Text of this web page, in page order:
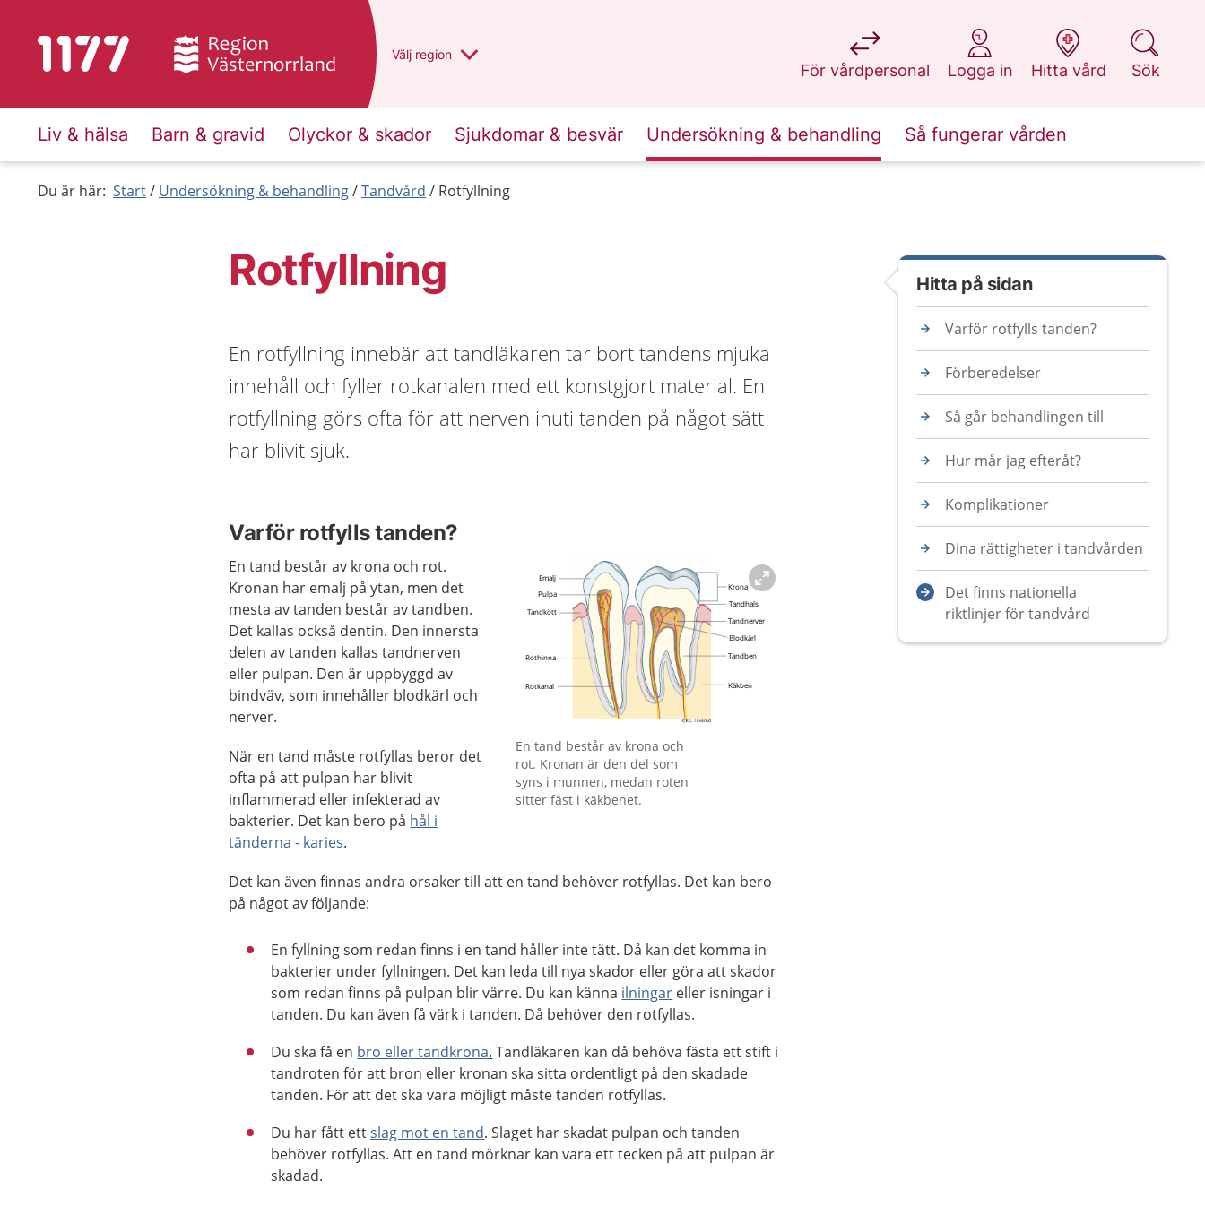
Till startsidan för 1177 Du har valt region
Välj en annan
region
För vårdpersonal
på 1177.se
Logga in
på 1177.se
Hitta vård
på 1177.se
Sök
på 1177.se
Liv & hälsa Barn & gravid Olyckor & skador Sjukdomar & besvär Undersökning & behandling Så fungerar vården
Du är här: Start Undersökning & behandling Tandvård Rotfyllning
Rotfyllning
En rotfyllning innebär att tandläkaren tar bort tandens mjuka
innehåll och fyller rotkanalen med ett konstgjort material. En
rotfyllning görs ofta för att nerven inuti tanden på något sätt
har blivit sjuk.
Varför rotfylls tanden?
Förstora bilden
En tand består av krona och
rot. Kronan är den del som
syns i munnen, medan roten
sitter fäst i käkbenet.
En tand består av krona och rot.
Kronan har emalj på ytan, men det
mesta av tanden består av tandben.
Det kallas också dentin. Den innersta
delen av tanden kallas tandnerven
eller pulpan. Den är uppbyggd av
bindväv, som innehåller blodkärl och
nerver.
När en tand måste rotfyllas beror det
ofta på att pulpan har blivit
inflammerad eller infekterad av
bakterier. Det kan bero på hål i
tänderna - karies.
Det kan även finnas andra orsaker till att en tand behöver rotfyllas. Det kan bero
på något av följande:
En fyllning som redan finns i en tand håller inte tätt. Då kan det komma in
bakterier under fyllningen. Det kan leda till nya skador eller göra att skador
som redan finns på pulpan blir värre. Du kan känna ilningar eller isningar i
tanden. Du kan även få värk i tanden. Då behöver den rotfyllas.
Du ska få en bro eller tandkrona. Tandläkaren kan då behöva fästa ett stift i
tandroten för att bron eller kronan ska sitta ordentligt på den skadade
tanden. För att det ska vara möjligt måste tanden rotfyllas.
Du har fått ettslag mot en tand. Slaget har skadat pulpan och tanden
behöver rotfyllas. Att en tand mörknar kan vara ett tecken på att pulpan är
skadad.
Hitta på sidan
Varför rotfylls tanden?
Förberedelser
Så går behandlingen till
Hur mår jag efteråt?
Komplikationer
Dina rättigheter i tandvården
Det finns nationella
riktlinjer för tandvård